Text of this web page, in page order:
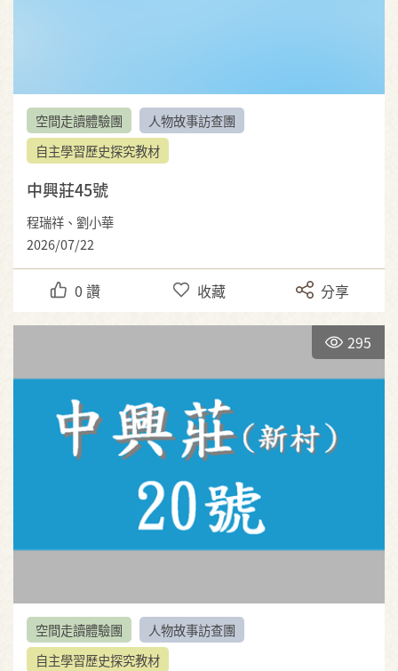
空間走讀體驗團
人物故事訪查團
自主學習歷史探究教材
中興莊45號
程瑞祥、劉小華
2026/07/22
0 讚 收藏 分享
295
空間走讀體驗團
人物故事訪查團
自主學習歷史探究教材